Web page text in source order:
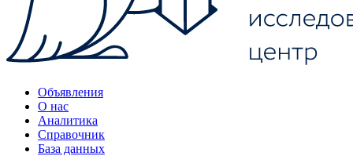
Объявления
О нас
Аналитика
Справочник
База данных